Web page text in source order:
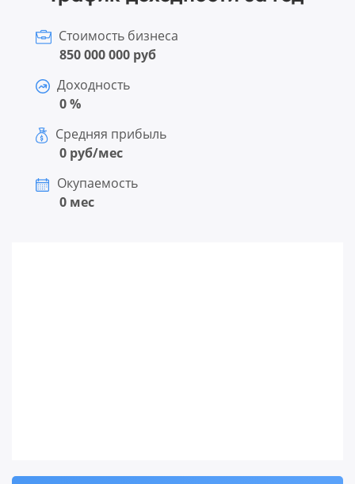
Стоимость бизнеса
850 000 000 руб
Доходность
0 %
Средняя прибыль
0 руб/мес
Окупаемость
0 мес